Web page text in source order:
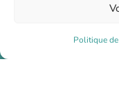
Politique
Professionnels de